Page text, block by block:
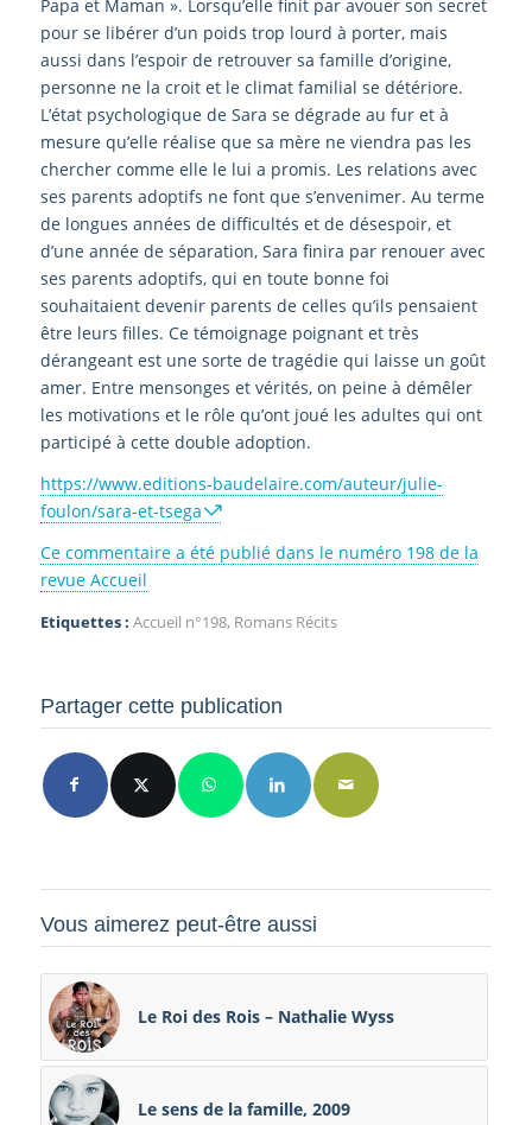
Papa et Maman ». Lorsqu’elle finit par avouer son secret
pour se libérer d’un poids trop lourd à porter, mais
aussi dans l’espoir de retrouver sa famille d’origine,
personne ne la croit et le climat familial se détériore.
L’état psychologique de Sara se dégrade au fur et à
mesure qu’elle réalise que sa mère ne viendra pas les
chercher comme elle le lui a promis. Les relations avec
ses parents adoptifs ne font que s’envenimer. Au terme
de longues années de difficultés et de désespoir, et
d’une année de séparation, Sara finira par renouer avec
ses parents adoptifs, qui en toute bonne foi
souhaitaient devenir parents de celles qu’ils pensaient
être leurs filles. Ce témoignage poignant et très
dérangeant est une sorte de tragédie qui laisse un goût
amer. Entre mensonges et vérités, on peine à démêler
les motivations et le rôle qu’ont joué les adultes qui ont
participé à cette double adoption.
https://www.editions-baudelaire.com/auteur/julie-
foulon/sara-et-tsega
Ce commentaire a été publié dans le numéro 198 de la
revue Accueil
Etiquettes : Accueil n°198, Romans Récits
Partager cette publication
Vous aimerez peut-être aussi
Le Roi des Rois – Nathalie Wyss
Le sens de la famille, 2009